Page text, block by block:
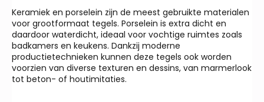
Keramiek en porselein zijn de meest gebruikte materialen
voor grootformaat tegels. Porselein is extra dicht en
daardoor waterdicht, ideaal voor vochtige ruimtes zoals
badkamers en keukens. Dankzij moderne
productietechnieken kunnen deze tegels ook worden
voorzien van diverse texturen en dessins, van marmerlook
tot beton- of houtimitaties.